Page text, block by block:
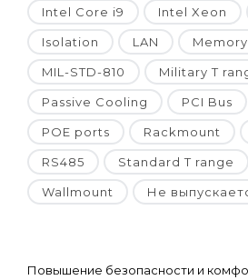
Intel Core i9 Intel Xeon
Isolation LAN
MIL-STD-810 Military T
Passive Cooling PCI Bus
POE ports Rackmount
RS485 Standard T range
Wallmount Не
Повышение безопасности и